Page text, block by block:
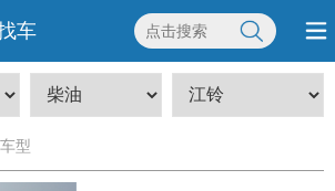
车
型